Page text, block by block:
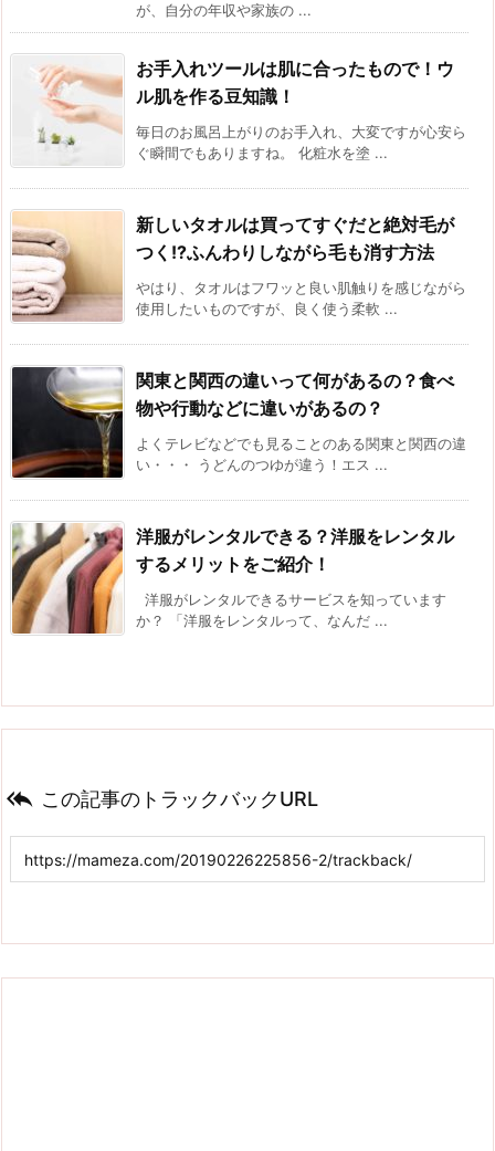
が、自分の年収や家族の ...
お手入れツールは肌に合ったもので！ウ
ル肌を作る豆知識！
毎日のお風呂上がりのお手入れ、大変ですが心安ら
ぐ瞬間でもありますね。 化粧水を塗 ...
新しいタオルは買ってすぐだと絶対毛が
つく!?ふんわりしながら毛も消す方法
やはり、タオルはフワッと良い肌触りを感じながら
使用したいものですが、良く使う柔軟 ...
関東と関西の違いって何があるの？食べ
物や行動などに違いがあるの？
よくテレビなどでも見ることのある関東と関西の違
い・・・ うどんのつゆが違う！エス ...
洋服がレンタルできる？洋服をレンタル
するメリットをご紹介！
洋服がレンタルできるサービスを知っています
か？ 「洋服をレンタルって、なんだ ...
 この記事のトラックバックURL